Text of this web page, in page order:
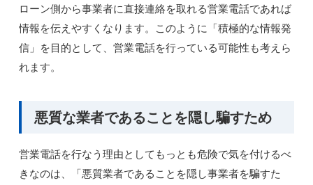
ローン側から事業者に直接連絡を取れる営業電話であれば
情報を伝えやすくなります。このように「積極的な情報発
信」を目的として、営業電話を行っている可能性も考えら
れます。
悪質な業者であることを隠し騙すため
営業電話を行なう理由としてもっとも危険で気を付けるべ
きなのは、「悪質業者であることを隠し事業者を騙すた